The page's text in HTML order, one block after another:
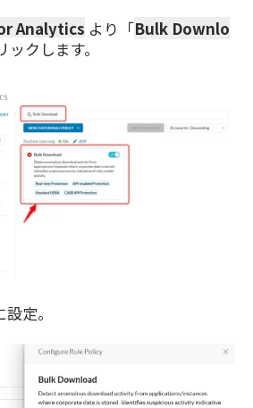
Analytics より「Bulk Downlo
クします。
定。